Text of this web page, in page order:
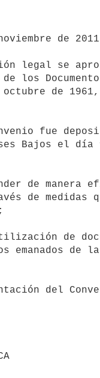
de
legal se
los
de
fue
Bajos el día
de manera
de medidas
de
emanados de la
del